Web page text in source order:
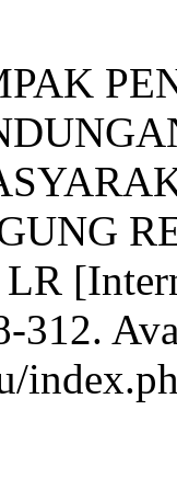
312.